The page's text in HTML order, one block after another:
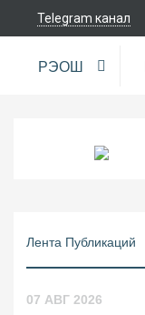
Telegram канал
РЭОШ
Лента Публикаций
07 АВГ 2026